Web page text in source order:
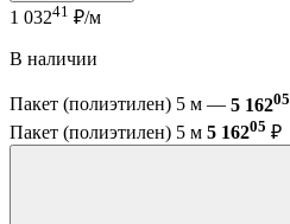
1 03241 ₽/м
В наличии
Пакет (полиэтилен) 5 м — 5 16205
Пакет (полиэтилен) 5 м 5 16205 ₽